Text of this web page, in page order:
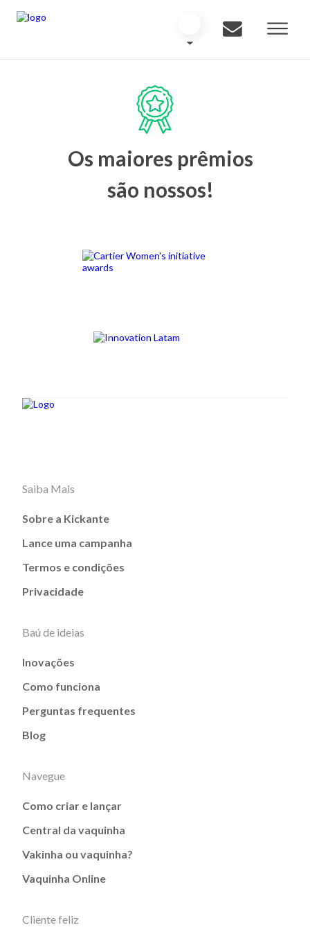
Os maiores prêmios
são nossos!
Saiba Mais
Sobre a Kickante
Lance uma campanha
Termos e condições
Privacidade
Baú de ideias
Inovações
Como funciona
Perguntas frequentes
Blog
Navegue
Como criar e lançar
Central da vaquinha
Vakinha ou vaquinha?
Vaquinha Online
Cliente feliz